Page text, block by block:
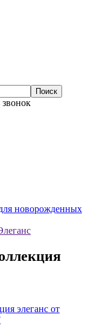
звонок
новорожденных